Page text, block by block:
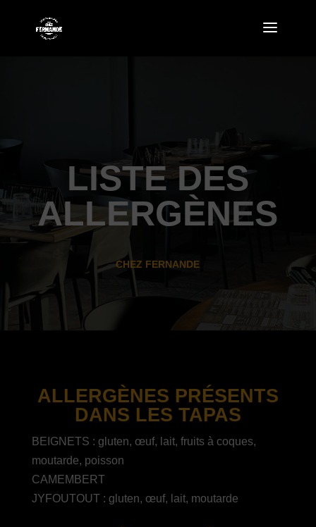
LISTE DES
ALLERGÈNES
CHEZ FERNANDE
ALLERGÈNES PRÉSENTS
DANS LES TAPAS
BEIGNETS : gluten, œuf, lait, fruits à coques,
moutarde, poisson
CAMEMBERT
JYFOUTOUT : gluten, œuf, lait, moutarde